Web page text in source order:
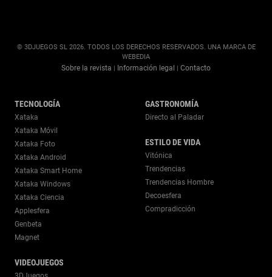
© 3DJUEGOS SL 2026. TODOS LOS DERECHOS RESERVADOS. UNA MARCA DE
WEBEDIA
Sobre la revista Información legal Contacto
TECNOLOGÍA
Xataka
Xataka Móvil
Xataka Foto
Xataka Android
Xataka Smart Home
Xataka Windows
Xataka Ciencia
Applesfera
Genbeta
Magnet
VIDEOJUEGOS
GASTRONOMÍA
Directo al Paladar
ESTILO DE VIDA
Vitónica
Trendencias
Trendencias Hombre
Decoesfera
Compradicción